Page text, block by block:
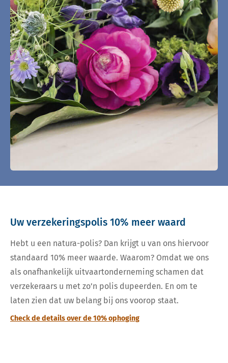
Uw verzekeringspolis 10% meer waard
Hebt u een natura-polis? Dan krijgt u van ons hiervoor
standaard 10% meer waarde. Waarom? Omdat we ons
als onafhankelijk uitvaartonderneming schamen dat
verzekeraars u met zo’n polis dupeerden. En om te
laten zien dat uw belang bij ons voorop staat.
Check de details over de 10% ophoging